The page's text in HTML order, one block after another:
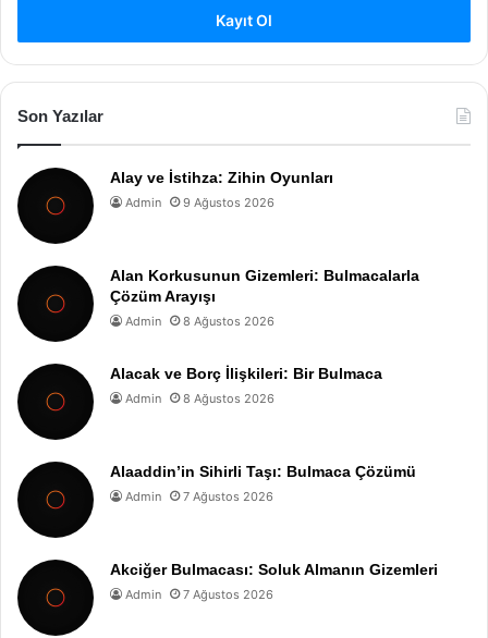
Kayıt Ol
Son Yazılar
Alay ve İstihza: Zihin Oyunları
Admin 9 Ağustos 2026
Alan Korkusunun Gizemleri: Bulmacalarla
Çözüm Arayışı
Admin 8 Ağustos 2026
Alacak ve Borç İlişkileri: Bir Bulmaca
Admin 8 Ağustos 2026
Alaaddin’in Sihirli Taşı: Bulmaca Çözümü
Admin 7 Ağustos 2026
Akciğer Bulmacası: Soluk Almanın Gizemleri
Admin 7 Ağustos 2026